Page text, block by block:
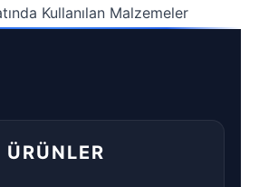
Kullanılan Malzemeler
ÜRÜNLER